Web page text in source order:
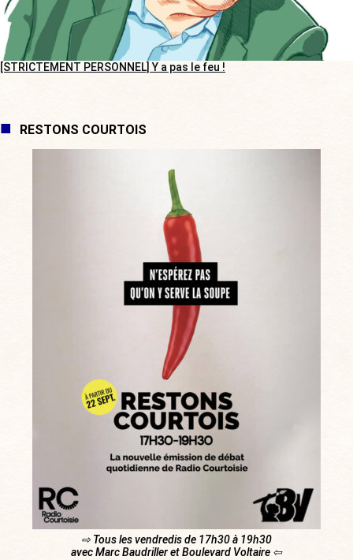
[STRICTEMENT PERSONNEL] Y a pas le feu !
RESTONS COURTOIS
⇨ Tous les vendredis de 17h30 à 19h30
avec Marc Baudriller et Boulevard Voltaire ⇦